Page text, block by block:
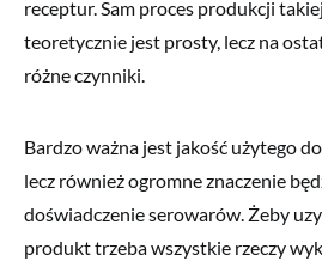
receptur. Sam proces produkcji
teoretycznie jest prosty, lecz na
różne czynniki.
Bardzo ważna jest jakość użytego
lecz również ogromne znaczenie
doświadczenie serowarów. Żeby
produkt trzeba wszystkie rzeczy